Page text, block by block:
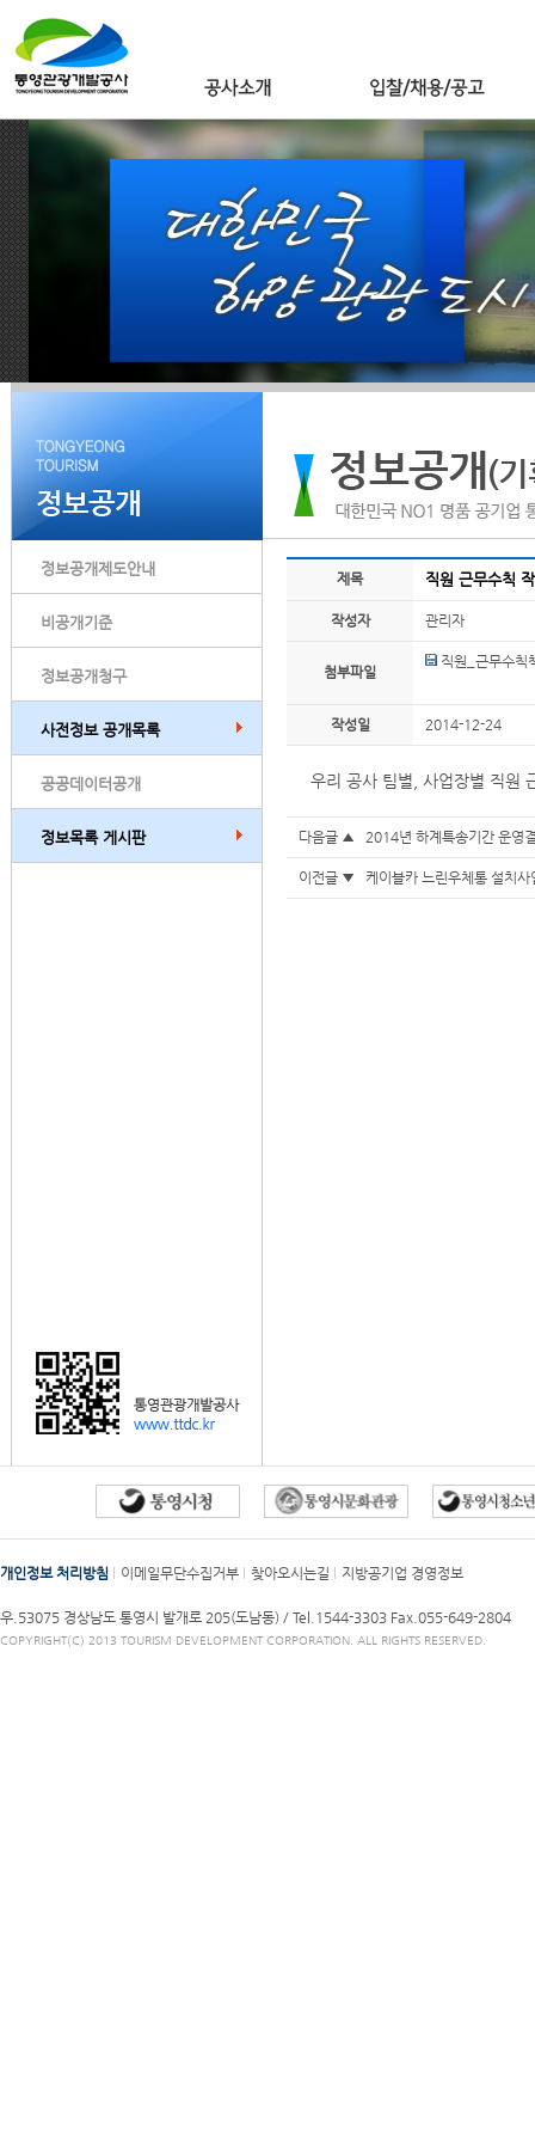
정보공개제도안내
비공개기준
정보공개청구
사전정보 공개목록
공공데이터공개
정보목록 게시판
제목 직원 근무수칙
작성자 관리자
첨부파일
직원_근무수
작성일 2014-12-24
우리 공사 팀별, 사업장별 직원
다음글 ▲ 2014년 하계특송기간 운영
이전글 ▼ 케이블카 느린우체통 설치사
개인정보 처리방침 이메일무단수집거부 찾아오시는길 지방공기업 경영정보
우.53075 경상남도 통영시 발개로 205(도남동) / Tel.1544-3303 Fax.055-649-2804
COPYRIGHT(C) 2013 TOURISM DEVELOPMENT CORPORATION. ALL RIGHTS RESERVED.